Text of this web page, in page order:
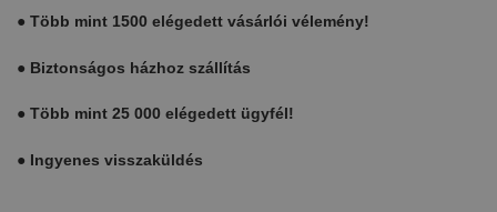
● Több mint 1500 elégedett vásárlói vélemény!
● Biztonságos házhoz szállítás
● Több mint 25 000 elégedett ügyfél!
● Ingyenes visszaküldés